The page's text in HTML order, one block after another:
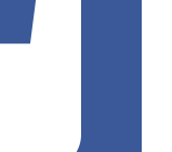
廣場，跟著這份清